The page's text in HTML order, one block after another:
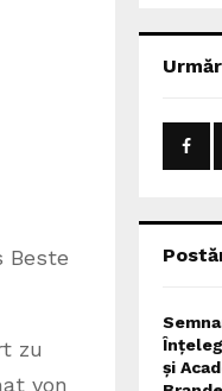
Beste
zu
von
h
o
:
și